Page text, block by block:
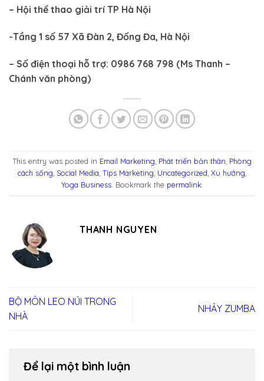
– Hội thể thao giải trí TP Hà Nội
-Tầng 1 số 57 Xã Đàn 2, Đống Đa, Hà Nội
– Số điện thoại hỗ trợ: 0986 768 798 (Ms Thanh –
Chánh văn phòng)
This entry was posted in Email Marketing Phát triển bản thân Phòng
cách sống Social Media Tips Marketing Uncategorized Xu hướng
Yoga Business. Bookmark the permalink
THANH NGUYEN
BỘ MÔN LEO NÚI TRONG
NHÀ
NHẢY ZUMBA
Để lại một bình luận